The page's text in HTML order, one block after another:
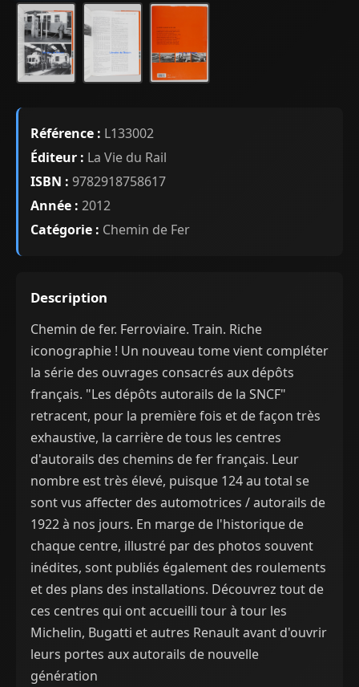
Référence : L133002
Éditeur : La Vie du Rail
ISBN : 9782918758617
Année : 2012
Catégorie : Chemin de Fer
Description
Chemin de fer. Ferroviaire. Train. Riche
iconographie ! Un nouveau tome vient compléter
la série des ouvrages consacrés aux dépôts
français. "Les dépôts autorails de la SNCF"
retracent, pour la première fois et de façon très
exhaustive, la carrière de tous les centres
d'autorails des chemins de fer français. Leur
nombre est très élevé, puisque 124 au total se
sont vus affecter des automotrices / autorails de
1922 à nos jours. En marge de l'historique de
chaque centre, illustré par des photos souvent
inédites, sont publiés également des roulements
et des plans des installations. Découvrez tout de
ces centres qui ont accueilli tour à tour les
Michelin, Bugatti et autres Renault avant d'ouvrir
leurs portes aux autorails de nouvelle
génération